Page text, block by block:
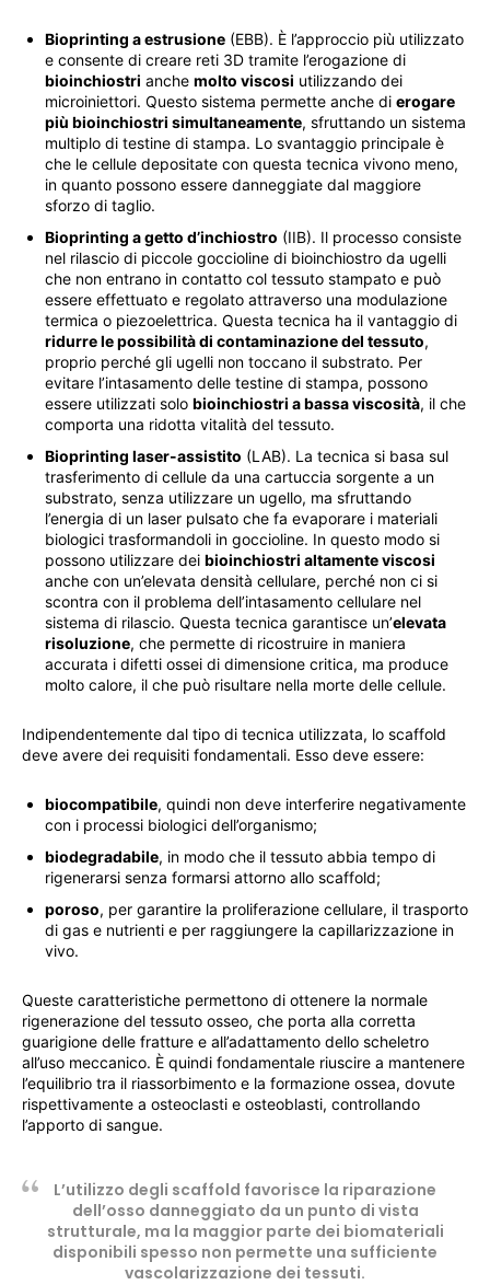
Bioprinting a estrusione (EBB). È l’approccio più utilizzato
e consente di creare reti 3D tramite l’erogazione di
bioinchiostri anche molto viscosi utilizzando dei
microiniettori. Questo sistema permette anche di erogare
più bioinchiostri simultaneamente, sfruttando un sistema
multiplo di testine di stampa. Lo svantaggio principale è
che le cellule depositate con questa tecnica vivono meno,
in quanto possono essere danneggiate dal maggiore
sforzo di taglio.
Bioprinting a getto d’inchiostro (IIB). Il processo consiste
nel rilascio di piccole goccioline di bioinchiostro da ugelli
che non entrano in contatto col tessuto stampato e può
essere effettuato e regolato attraverso una modulazione
termica o piezoelettrica. Questa tecnica ha il vantaggio di
ridurre le possibilità di contaminazione del tessuto,
proprio perché gli ugelli non toccano il substrato. Per
evitare l’intasamento delle testine di stampa, possono
essere utilizzati solo bioinchiostri a bassa viscosità, il che
comporta una ridotta vitalità del tessuto.
Bioprinting laser-assistito (LAB). La tecnica si basa sul
trasferimento di cellule da una cartuccia sorgente a un
substrato, senza utilizzare un ugello, ma sfruttando
l’energia di un laser pulsato che fa evaporare i materiali
biologici trasformandoli in goccioline. In questo modo si
possono utilizzare dei bioinchiostri altamente viscosi
anche con un’elevata densità cellulare, perché non ci si
scontra con il problema dell’intasamento cellulare nel
sistema di rilascio. Questa tecnica garantisce un’elevata
risoluzione, che permette di ricostruire in maniera
accurata i difetti ossei di dimensione critica, ma produce
molto calore, il che può risultare nella morte delle cellule.
Indipendentemente dal tipo di tecnica utilizzata, lo scaffold
deve avere dei requisiti fondamentali. Esso deve essere:
biocompatibile, quindi non deve interferire negativamente
con i processi biologici dell’organismo;
biodegradabile, in modo che il tessuto abbia tempo di
rigenerarsi senza formarsi attorno allo scaffold;
poroso, per garantire la proliferazione cellulare, il trasporto
di gas e nutrienti e per raggiungere la capillarizzazione in
vivo.
Queste caratteristiche permettono di ottenere la normale
rigenerazione del tessuto osseo, che porta alla corretta
guarigione delle fratture e all’adattamento dello scheletro
all’uso meccanico. È quindi fondamentale riuscire a mantenere
l’equilibrio tra il riassorbimento e la formazione ossea, dovute
rispettivamente a osteoclasti e osteoblasti, controllando
l’apporto di sangue.
L’utilizzo degli scaffold favorisce la riparazione
dell’osso danneggiato da un punto di vista
strutturale, ma la maggior parte dei biomateriali
disponibili spesso non permette una sufficiente
vascolarizzazione dei tessuti.